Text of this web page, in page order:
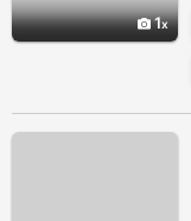
1